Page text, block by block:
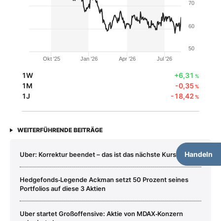
Handeln
Okt '25 Jan '26 Apr '26 Jul '26
50
60
70
1W +6,31 %
1M -0,35%
1J -18,42%
WEITERFÜHRENDE BEITRÄGE
Uber: Korrektur beendet – das ist das nächste Kursziel
Hedgefonds‑Legende Ackman setzt 50 Prozent seines
Portfolios auf diese 3 Aktien
Uber startet Großoffensive: Aktie von MDAX‑Konzern